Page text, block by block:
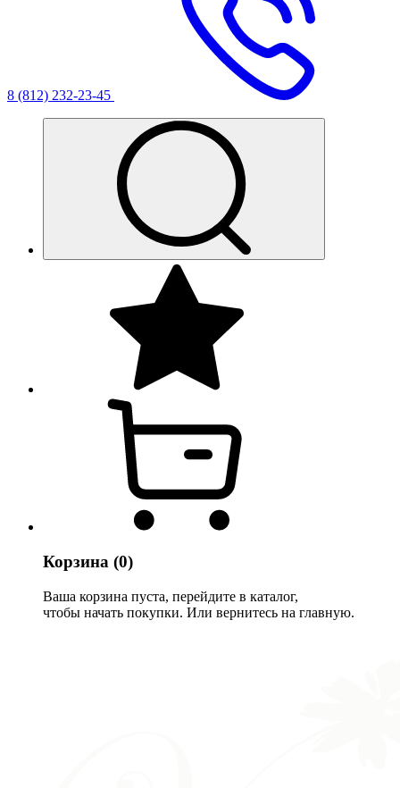
8 (812) 232-23-45
Корзина (0)
Ваша корзина пуста, перейдите в каталог,
чтобы начать покупки. Или вернитесь на главную.